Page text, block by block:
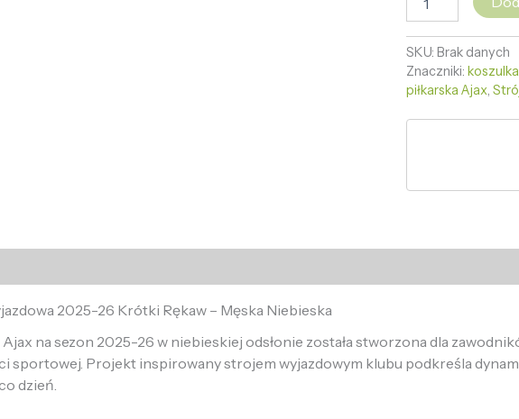
SKU: Brak danych
Znaczniki:
piłkarska Ajax,
2025-26 Krótki Rękaw – Męska Niebieska
na sezon 2025-26 w niebieskiej odsłonie została stworzona dla
sportowej. Projekt inspirowany strojem wyjazdowym klubu podkreśla
dzień.